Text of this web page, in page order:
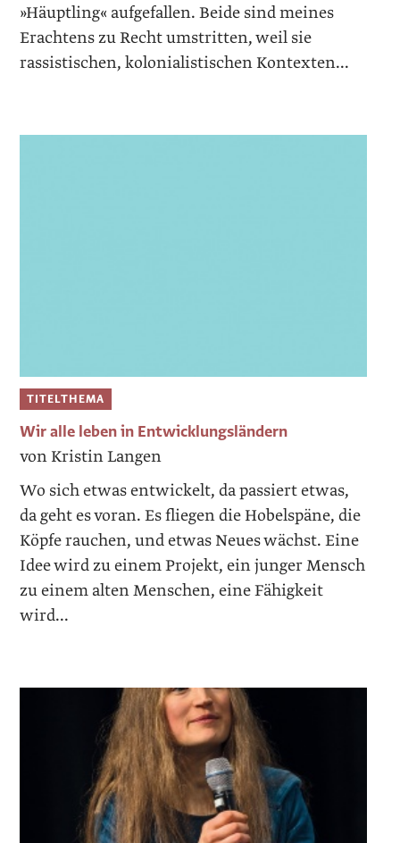
»Häuptling« aufgefallen. Beide sind meines
Erachtens zu Recht umstritten, weil sie
rassistischen, kolonialistischen Kontexten...
TITELTHEMA
Wir alle leben in Entwicklungsländern
von Kristin Langen
Wo sich etwas entwickelt, da passiert etwas,
da geht es voran. Es fliegen die Hobelspäne, die
Köpfe rauchen, und etwas Neues wächst. Eine
Idee wird zu einem Projekt, ein junger Mensch
zu einem alten Menschen, eine Fähigkeit
wird...